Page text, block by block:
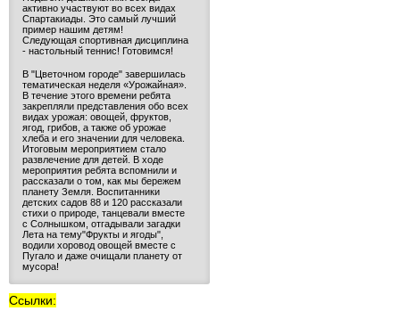
активно участвуют во всех видах
Спартакиады. Это самый лучший
пример нашим детям!
Следующая спортивная дисциплина
- настольный теннис! Готовимся!
В "Цветочном городе" завершилась
тематическая неделя «Урожайная».
В течение этого времени ребята
закрепляли представления обо всех
видах урожая: овощей, фруктов,
ягод, грибов, а также об урожае
хлеба и его значении для человека.
Итоговым мероприятием стало
развлечение для детей. В ходе
мероприятия ребята вспомнили и
рассказали о том, как мы бережем
планету Земля. Воспитанники
детских садов 88 и 120 рассказали
стихи о природе, танцевали вместе
с Солнышком, отгадывали загадки
Лета на тему"Фрукты и ягоды",
водили хоровод овощей вместе с
Пугало и даже очищали планету от
мусора!
Ссылки: